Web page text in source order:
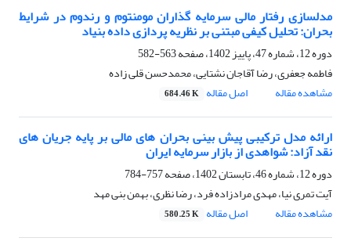
مدلسازی رفتار مالی سرمایه گذاران مومنتوم و رندوم در شرایط
بحران: تحلیل کیفی مبتنی بر نظریه پردازی داده بنیاد
دوره 12، شماره 47، پاییز 1402، صفحه
563-582
فاطمه جعفری، رضا آقاجان نشتایی، محمدحسن قلی زاده
مشاهده مقاله
اصل مقاله 684.46 K
ارائه مدل ترکیبی پیش بینی بحران های مالی بر پایه جریان های
نقد آزاد: شواهدی از بازار سرمایه ایران
دوره 12، شماره 46، تابستان 1402، صفحه
757-784
آیت تمری نیا، مهدی مرادزاده فرد، رضا نظری، بهمن بنی مهد
مشاهده مقاله
اصل مقاله 580.25 K